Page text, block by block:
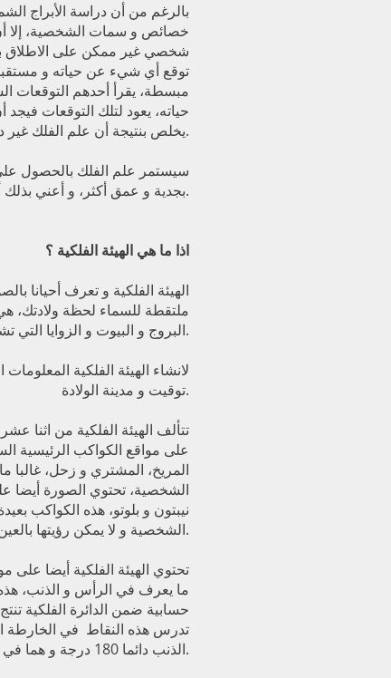
بالرغم من أن دراسة الأبراج
خصائص و سمات الشخصية،
شخصي غير ممكن على الاطلاق
توقع أي شيء عن حياته و
مبسطة، يقرأ أحدهم التوقعات
حياته، يعود لتلك التوقعات
يخلص بنتيجة أن علم الفلك غير دقيق.
سيستمر علم الفلك بالحصول
بجدية و عمق أكثر، و أعني بذلك أن دراسة الهيئة الفلكية الخاصة بك.
اذا ما هي الهيئة الفلكية ؟
الهيئة الفلكية و تعرف أحيانا
ملتقطة للسماء لحظة
البروج و البيوت و الزوايا التي تشكلها الكواكب فيما بينها.
لانشاء الهيئة الفلكية
توقيت و مدينة الولادة.
تتألف الهيئة الفلكية من اثنا
على مواقع الكواكب الرئيسية
المريخ، المشتري و زحل، غالبا
الشخصية، تحتوي الصورة أيضا
نيبتون و بلوتو، هذه الكواكب
الشخصية و لا يمكن رؤيتها بالعين المجردة.
تحتوي الهيئة الفلكية أيضا على
ما يعرف في الرأس و الذنب،
حسابية ضمن الدائرة الفلكية
تدرس هذه النقاط في الخارطة
الذنب دائما 180 درجة و هما في وضعية تراجع مستمرة.